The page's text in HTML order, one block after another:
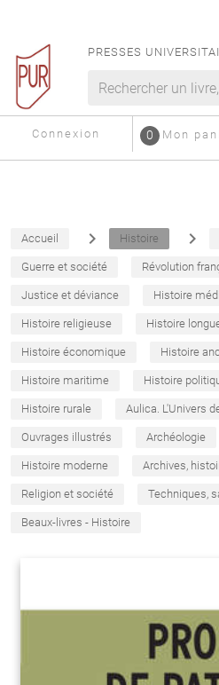
PRESSES
Connexion Mon
0
Accueil navigate_next Histoire navigate_next
Guerre et société Révolution
Justice et déviance Histoire
Histoire religieuse Histoire
Histoire économique Histoire
Histoire maritime Histoire
Histoire rurale Aulica. L'Univers
Ouvrages illustrés Archéologie
Histoire moderne Archives,
Religion et société Techniques,
Beaux-livres - Histoire